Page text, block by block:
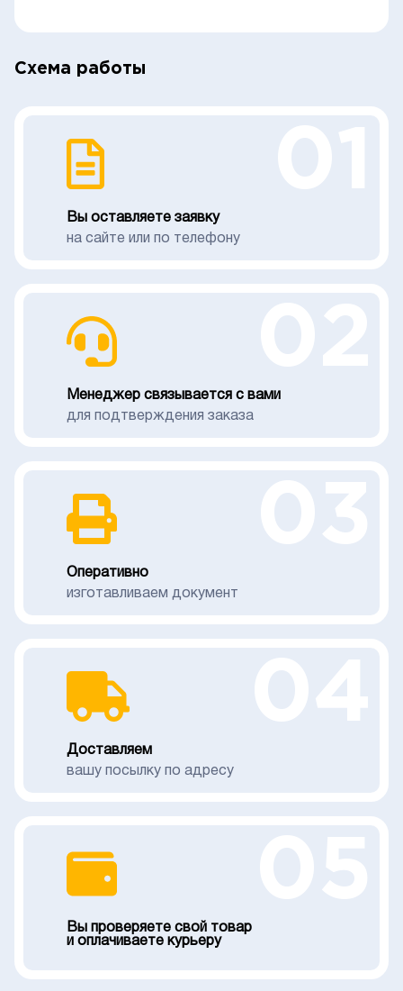
Схема работы
Вы оставляете заявку
на сайте или по телефону
Менеджер связывается с вами
для подтверждения заказа
Оперативно
изготавливаем документ
Доставляем
вашу посылку по адресу
Вы проверяете свой товар
и оплачиваете курьеру